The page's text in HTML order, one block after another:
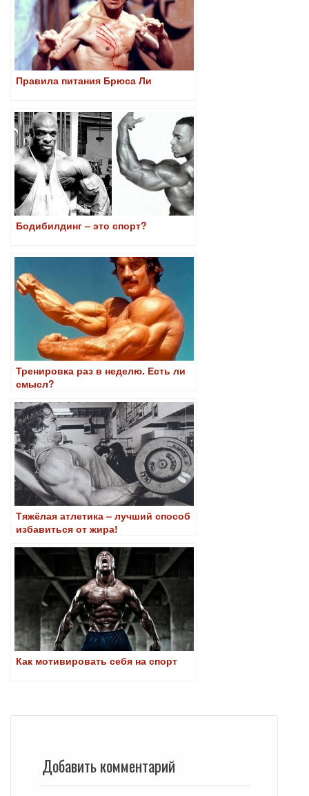
Правила питания Брюса Ли
Бодибилдинг – это спорт?
Тренировка раз в неделю. Есть ли
смысл?
Тяжёлая атлетика – лучший способ
избавиться от жира!
Как мотивировать себя на спорт
Добавить комментарий